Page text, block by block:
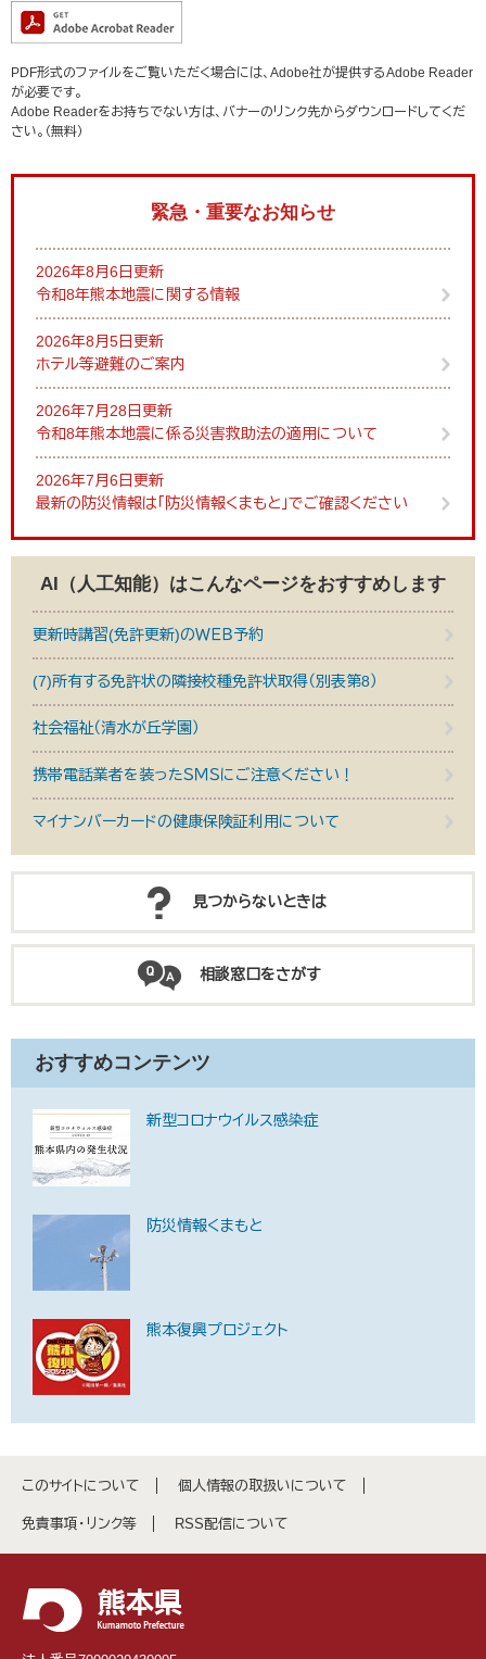
PDF形式のファイルをご覧いただく場合には、Adobe社が提供するAdobe Reader
が必要です。
Adobe Readerをお持ちでない方は、バナーのリンク先からダウンロードしてくだ
さい。（無料）
緊急・重要なお知らせ
2026年8月6日更新
令和8年熊本地震に関する情報
2026年8月5日更新
ホテル等避難のご案内
2026年7月28日更新
令和8年熊本地震に係る災害救助法の適用について
2026年7月6日更新
最新の防災情報は「防災情報くまもと」でご確認ください
AI（人工知能）はこんなページをおすすめします
更新時講習(免許更新)のＷＥＢ予約
(7)所有する免許状の隣接校種免許状取得（別表第8）
社会福祉（清水が丘学園）
携帯電話業者を装ったＳＭＳにご注意ください！
マイナンバーカードの健康保険証利用について
見つからないときは
相談窓口をさがす
おすすめコンテンツ
新型コロナウイルス感染症
防災情報くまもと
熊本復興プロジェクト
このサイトについて 個人情報の取扱いについて
免責事項・リンク等 RSS配信について